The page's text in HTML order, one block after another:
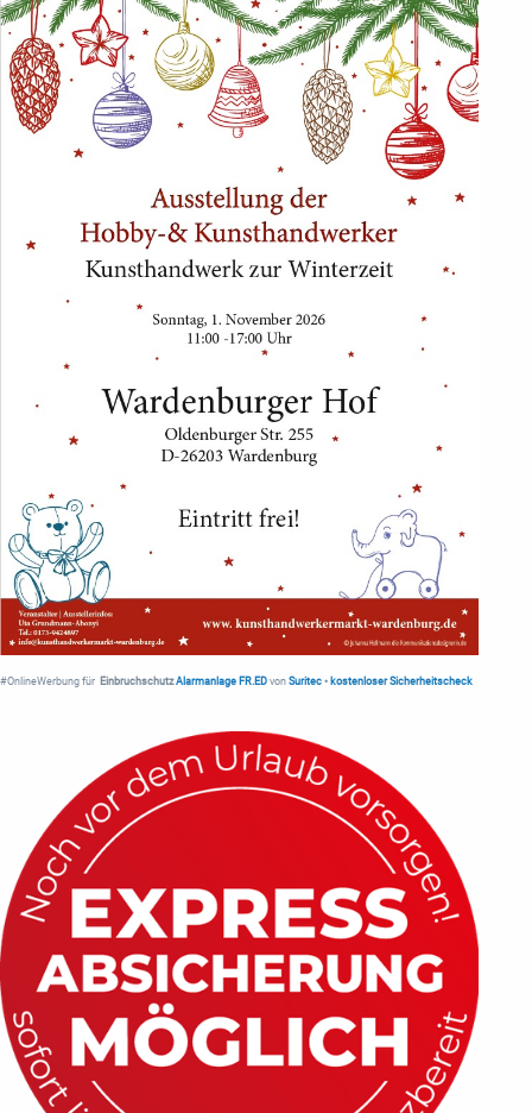
#OnlineWerbung für Einbruchschutz Alarmanlage FR.ED von Suritec • kostenloser Sicherheitscheck